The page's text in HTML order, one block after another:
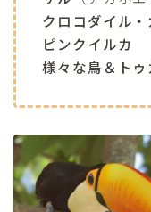
クロコダイル
ピンクイルカ
様々な鳥＆トゥ